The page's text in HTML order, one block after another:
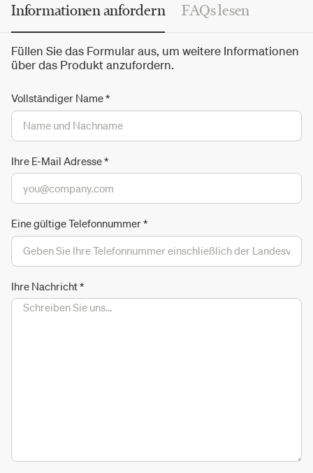
Informationen anfordern FAQs lesen
Füllen Sie das Formular aus, um weitere Informationen
über das Produkt anzufordern.
Vollständiger Name*
Ihre E-Mail Adresse*
Eine gültige Telefonnummer*
Ihre Nachricht*